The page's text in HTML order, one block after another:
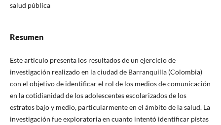
salud pública
Resumen
Este artículo presenta los resultados de un ejercicio de
investigación realizado en la ciudad de Barranquilla (Colombia)
con el objetivo de identificar el rol de los medios de comunicación
en la cotidianidad de los adolescentes escolarizados de los
estratos bajo y medio, particularmente en el ámbito de la salud. La
investigación fue exploratoria en cuanto intentó identificar pistas